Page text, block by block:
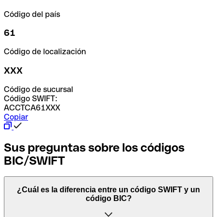
Código del país
61
Código de localización
XXX
Código de sucursal
Código SWIFT:
ACCTCA61XXX
Copiar
Sus preguntas sobre los códigos
BIC/SWIFT
¿Cuál es la diferencia entre un código SWIFT y un
código BIC?